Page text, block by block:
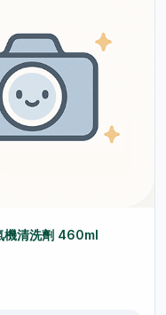
機清洗劑 460ml